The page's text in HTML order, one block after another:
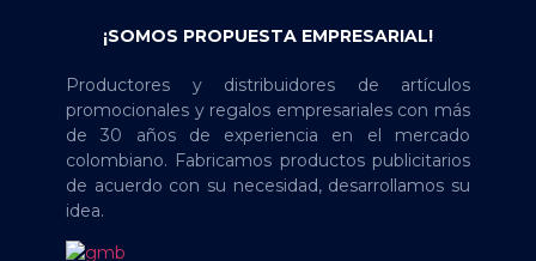
¡SOMOS PROPUESTA EMPRESARIAL!
Productores y distribuidores de artículos
promocionales y regalos empresariales con más
de 30 años de experiencia en el mercado
colombiano. Fabricamos productos publicitarios
de acuerdo con su necesidad, desarrollamos su
idea.